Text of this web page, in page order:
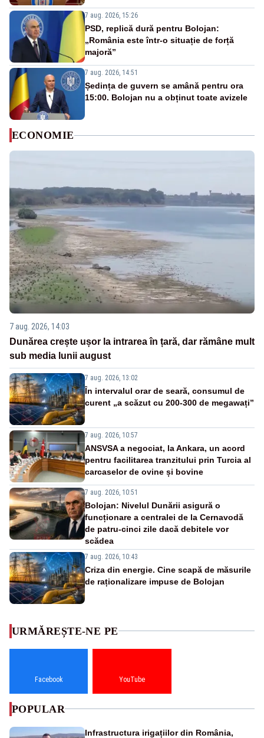
7 aug. 2026, 15:26
PSD, replică dură pentru Bolojan:
„România este într-o situație de forță
majoră”
7 aug. 2026, 14:51
Ședința de guvern se amână pentru ora
15:00. Bolojan nu a obținut toate avizele
ECONOMIE
7 aug. 2026, 14:03
Dunărea crește ușor la intrarea în țară, dar rămâne mult
sub media lunii august
7 aug. 2026, 13:02
În intervalul orar de seară, consumul de
curent „a scăzut cu 200-300 de megawați”
7 aug. 2026, 10:57
ANSVSA a negociat, la Ankara, un acord
pentru facilitarea tranzitului prin Turcia al
carcaselor de ovine și bovine
7 aug. 2026, 10:51
Bolojan: Nivelul Dunării asigură o
funcționare a centralei de la Cernavodă
de patru-cinci zile dacă debitele vor
scădea
7 aug. 2026, 10:43
Criza din energie. Cine scapă de măsurile
de raționalizare impuse de Bolojan
URMĂREȘTE-NE PE
Facebook YouTube
POPULAR
Infrastructura irigațiilor din România,